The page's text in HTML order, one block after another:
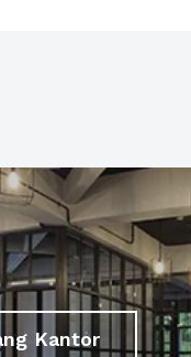
Kantor